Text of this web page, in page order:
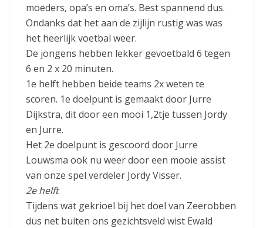
moeders, opa’s en oma’s. Best spannend dus.
Ondanks dat het aan de zijlijn rustig was was
het heerlijk voetbal weer.
De jongens hebben lekker gevoetbald 6 tegen
6 en 2 x 20 minuten.
1e helft hebben beide teams 2x weten te
scoren. 1e doelpunt is gemaakt door Jurre
Dijkstra, dit door een mooi 1,2tje tussen Jordy
en Jurre.
Het 2e doelpunt is gescoord door Jurre
Louwsma ook nu weer door een mooie assist
van onze spel verdeler Jordy Visser.
2e helft
Tijdens wat gekrioel bij het doel van Zeerobben
dus net buiten ons gezichtsveld wist Ewald